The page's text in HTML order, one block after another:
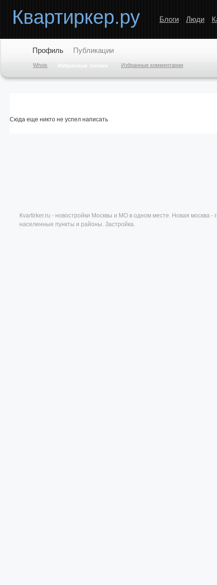
Квартиркер.ру Блоги Люди
Профиль
Whois Избранные топики Избранные комментарии
Публикации
Сюда еще никто не успел написать
Кvartirker.ru - новостройки Москвы и МО в одном месте. Новая москва
населенные пункты и районы. Застройка.